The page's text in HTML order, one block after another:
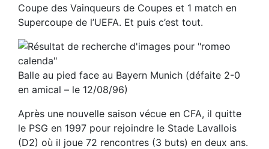
Coupe des Vainqueurs de Coupes et 1 match en
Supercoupe de l’UEFA. Et puis c’est tout.
Balle au pied face au Bayern Munich (défaite 2-0
en amical – le 12/08/96)
Après une nouvelle saison vécue en CFA, il quitte
le PSG en 1997 pour rejoindre le Stade Lavallois
(D2) où il joue 72 rencontres (3 buts) en deux ans.